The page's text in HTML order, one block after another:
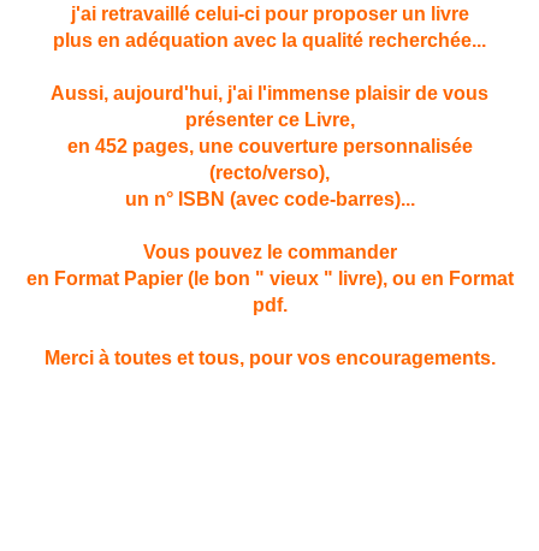
j'ai retravaillé celui-ci pour proposer un livre
plus en adéquation avec la qualité recherchée...
Aussi, aujourd'hui, j'ai l'immense plaisir de vous
présenter ce Livre,
en 452 pages, une couverture personnalisée
(recto/verso),
un n° ISBN (avec code-barres)...
Vous pouvez le commander
en Format Papier (le bon " vieux " livre), ou en Format
pdf.
Merci à toutes et tous, pour vos encouragements.